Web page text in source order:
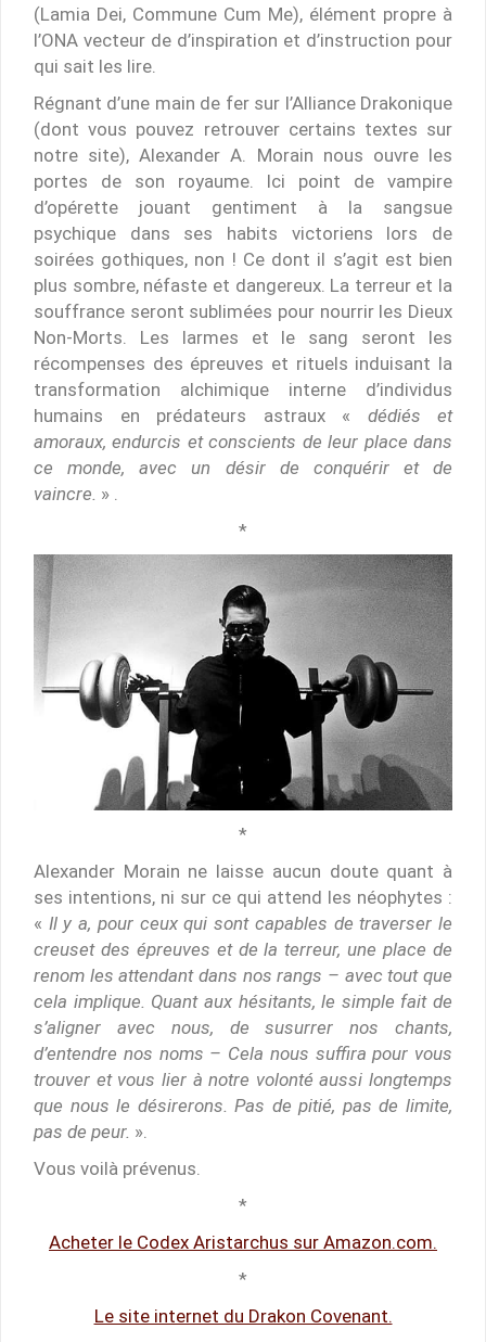
(Lamia Dei, Commune Cum Me), élément propre à
l’ONA vecteur de d’inspiration et d’instruction pour
qui sait les lire.
Régnant d’une main de fer sur l’Alliance Drakonique
(dont vous pouvez retrouver certains textes sur
notre site), Alexander A. Morain nous ouvre les
portes de son royaume. Ici point de vampire
d’opérette jouant gentiment à la sangsue
psychique dans ses habits victoriens lors de
soirées gothiques, non ! Ce dont il s’agit est bien
plus sombre, néfaste et dangereux. La terreur et la
souffrance seront sublimées pour nourrir les Dieux
Non-Morts. Les larmes et le sang seront les
récompenses des épreuves et rituels induisant la
transformation alchimique interne d’individus
humains en prédateurs astraux « dédiés et
amoraux, endurcis et conscients de leur place dans
ce monde, avec un désir de conquérir et de
vaincre. » .
*
*
Alexander Morain ne laisse aucun doute quant à
ses intentions, ni sur ce qui attend les néophytes :
« Il y a, pour ceux qui sont capables de traverser le
creuset des épreuves et de la terreur, une place de
renom les attendant dans nos rangs – avec tout que
cela implique. Quant aux hésitants, le simple fait de
s’aligner avec nous, de susurrer nos chants,
d’entendre nos noms – Cela nous suffira pour vous
trouver et vous lier à notre volonté aussi longtemps
que nous le désirerons. Pas de pitié, pas de limite,
pas de peur. ».
Vous voilà prévenus.
*
Acheter le Codex Aristarchus sur Amazon.com.
*
Le site internet du Drakon Covenant.